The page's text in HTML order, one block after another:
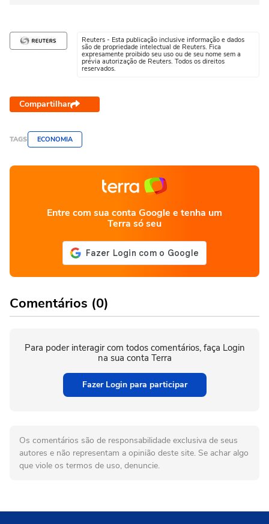
Reuters - Esta publicação inclusive informação e dados
são de propriedade intelectual de Reuters. Fica
expresamente proibido seu uso ou de seu nome sem a
prévia autorização de Reuters. Todos os direitos
reservados.
Compartilhar
TAGS ECONOMIA
Entre com sua conta Google e tenha um
Terra só seu
Comentários (0)
Para poder interagir com todos comentários, faça Login
na sua conta Terra
Fazer Login para participar
Os comentários são de responsabilidade exclusiva de seus
autores e não representam a opinião deste site. Se achar algo
que viole os termos de uso, denuncie.